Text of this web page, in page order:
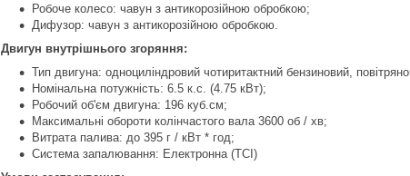
Робоче колесо: чавун з антикорозійною обробкою;
Дифузор: чавун з антикорозійною обробкою.
Двигун внутрішнього згоряння:
Тип двигуна: одноциліндровий чотиритактний бензиновий,
Номінальна потужність: 6.5 к.с. (4.75 кВт);
Робочий об'єм двигуна: 196 куб.см;
Максимальні обороти колінчастого вала 3600 об / хв;
Витрата палива: до 395 г / кВт * год;
Система запалювання: Електронна (TCI)